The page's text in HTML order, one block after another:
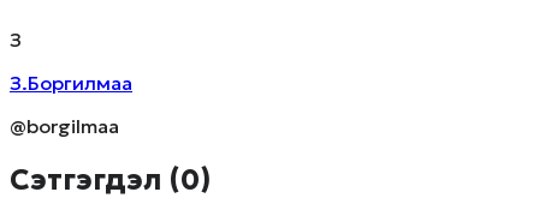
З
З.Боргилмаа
@borgilmaa
Сэтгэгдэл (0)